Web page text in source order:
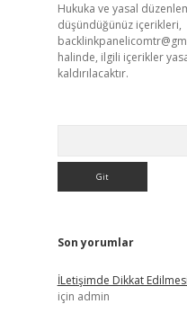
Hukuka ve yasal
düşündüğünüz içerikleri,
halinde, ilgili içerikler
kaldırılacaktır.
Son yorumlar
İLetişimde Dikkat
için admin